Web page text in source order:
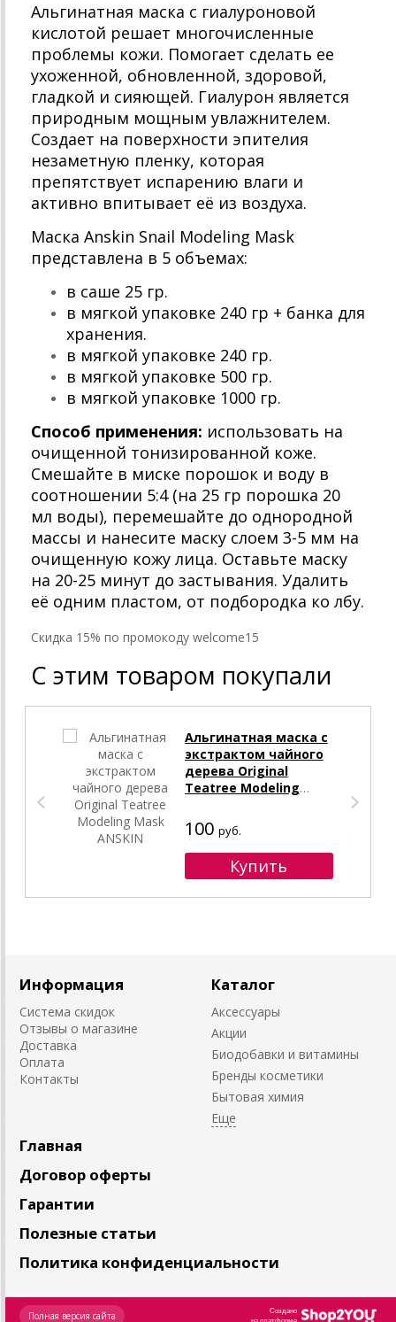
Альгинатная маска с гиалуроновой
кислотой решает многочисленные
проблемы кожи. Помогает сделать ее
ухоженной, обновленной, здоровой,
гладкой и сияющей. Гиалурон является
природным мощным увлажнителем.
Создает на поверхности эпителия
незаметную пленку, которая
препятствует испарению влаги и
активно впитывает её из воздуха.
Маска Anskin Snail Modeling Mask
представлена в 5 объемах:
в саше 25 гр.
в мягкой упаковке 240 гр + банка для
хранения.
в мягкой упаковке 240 гр.
в мягкой упаковке 500 гр.
в мягкой упаковке 1000 гр.
Способ применения: использовать на
очищенной тонизированной коже.
Смешайте в миске порошок и воду в
соотношении 5:4 (на 25 гр порошка 20
мл воды), перемешайте до однородной
массы и нанесите маску слоем 3-5 мм на
очищенную кожу лица. Оставьте маску
на 20-25 минут до застывания. Удалить
её одним пластом, от подбородка ко лбу.
Cкидка 15% по промокоду welcome15
С этим товаром покупали
Альгинатная маска с
экстрактом чайного
дерева Original
Teatree Modeling
100 руб.
Информация
Система скидок
Отзывы о магазине
Доставка
Оплата
Контакты
Каталог
Аксессуары
Акции
Биодобавки и витамины
Бренды косметики
Бытовая химия
Главная
Договор оферты
Гарантии
Полезные статьи
Политика конфиденциальности
Создано
Полная версия сайта